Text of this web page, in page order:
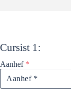
Cursist 1:
Aanhef *